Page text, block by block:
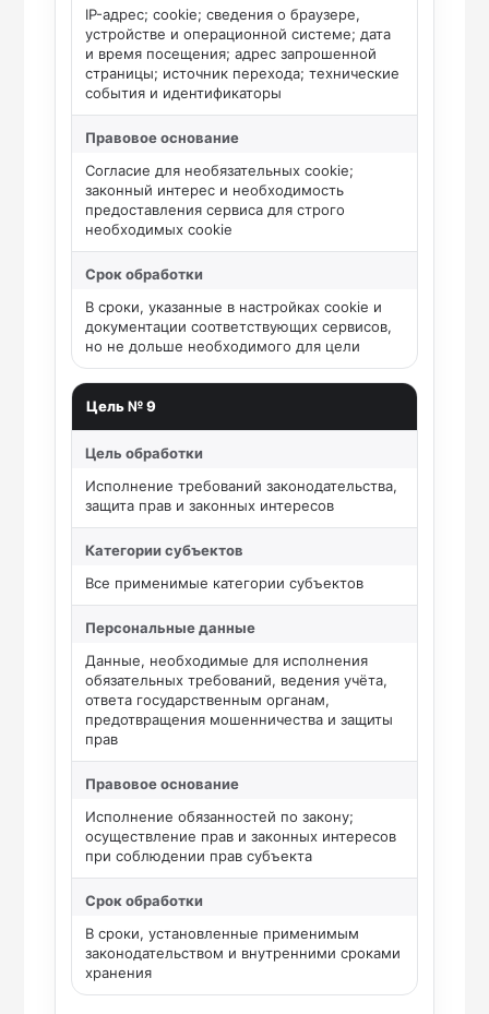
IP-адрес; cookie; сведения о браузере,
устройстве и операционной системе; дата
и время посещения; адрес запрошенной
страницы; источник перехода; технические
события и идентификаторы
Правовое основание
Согласие для необязательных cookie;
законный интерес и необходимость
предоставления сервиса для строго
необходимых cookie
Срок обработки
В сроки, указанные в настройках cookie и
документации соответствующих сервисов,
но не дольше необходимого для цели
Цель № 9
Цель обработки
Исполнение требований законодательства,
защита прав и законных интересов
Категории субъектов
Все применимые категории субъектов
Персональные данные
Данные, необходимые для исполнения
обязательных требований, ведения учёта,
ответа государственным органам,
предотвращения мошенничества и защиты
прав
Правовое основание
Исполнение обязанностей по закону;
осуществление прав и законных интересов
при соблюдении прав субъекта
Срок обработки
В сроки, установленные применимым
законодательством и внутренними сроками
хранения